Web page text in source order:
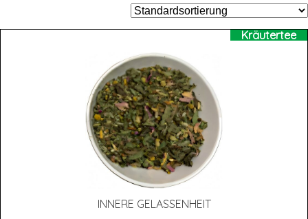
Kräutertee
INNE­RE GELASSENHEIT